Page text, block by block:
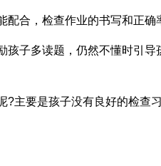
配合，检查作业的书写和正确
孩子多读题，仍然不懂时引导
?主要是孩子没有良好的检查习